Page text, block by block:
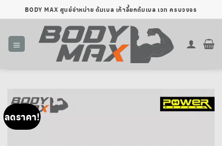
ไป
เนื้อหา
BODY MAX ศูนย์จำหน่าย ดัมเบล เก้าอี้ยกดัมเบล เวท ครบวงจร
ลดราคา!